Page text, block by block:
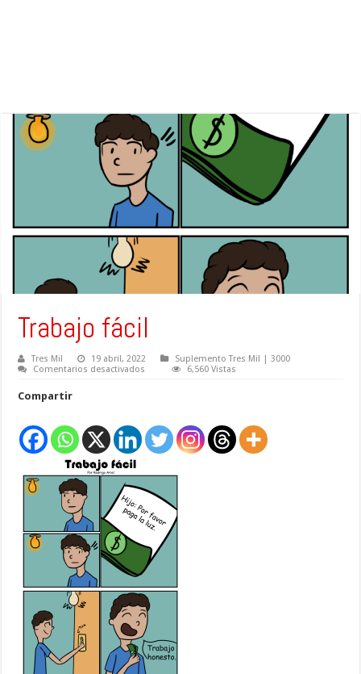
Trabajo fácil
Tres Mil 19 abril, 2022
Suplemento Tres Mil | 3000
Comentarios desactivados
6,560 Vistas
Compartir